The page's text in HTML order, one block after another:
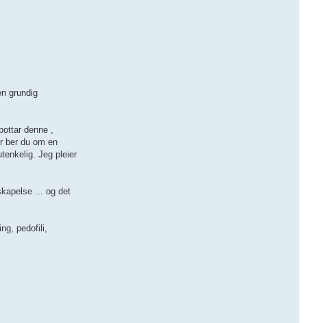
grundig
denne ,
ber du om en
Jeg pleier
... og det
pedofili,